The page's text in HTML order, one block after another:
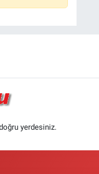
yerdesiniz.